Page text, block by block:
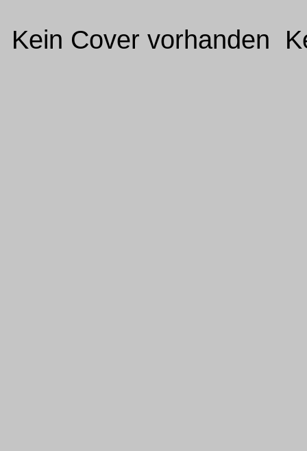
Kein Cover vorhanden